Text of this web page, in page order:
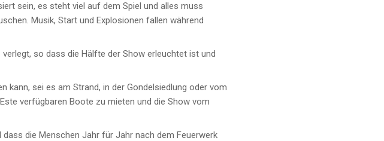
sein, es steht viel auf dem Spiel und alles muss
Musik, Start und Explosionen fallen während
so dass die Hälfte der Show erleuchtet ist und
kann, sei es am Strand, in der Gondelsiedlung oder vom
verfügbaren Boote zu mieten und die Show vom
die Menschen Jahr für Jahr nach dem Feuerwerk